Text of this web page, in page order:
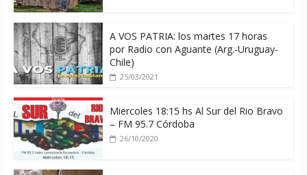
A VOS PATRIA: los martes 17 horas
por Radio con Aguante (Arg.-Uruguay-
Chile)
25/03/2021
Miercoles 18:15 hs Al Sur del Rio Bravo
– FM 95.7 Córdoba
26/10/2020